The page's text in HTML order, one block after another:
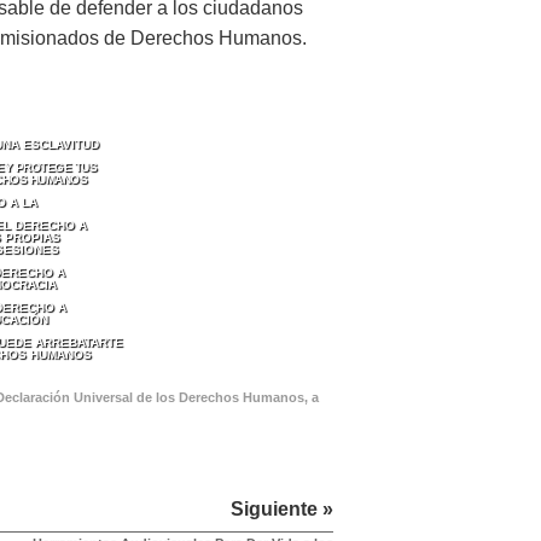
de defender a los ciudadanos
de Derechos Humanos.
ESCLAVITUD
PROTEGE TUS
HUMANOS
A LA
DERECHO A
PROPIAS
A
A
ARREBATARTE
HUMANOS
Universal de los Derechos Humanos, a
Siguiente »